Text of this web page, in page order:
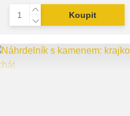
Koupit